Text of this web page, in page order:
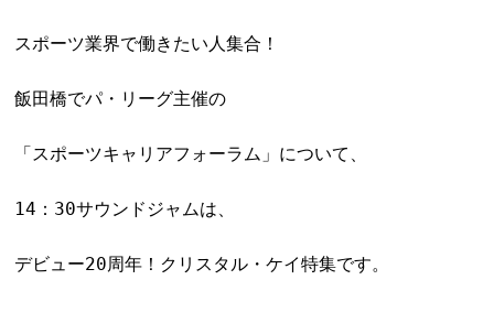
スポーツ業界で働きたい人集合！
飯田橋でパ・リーグ主催の
「スポーツキャリアフォーラム」について、
14：30サウンドジャムは、
デビュー20周年！クリスタル・ケイ特集です。